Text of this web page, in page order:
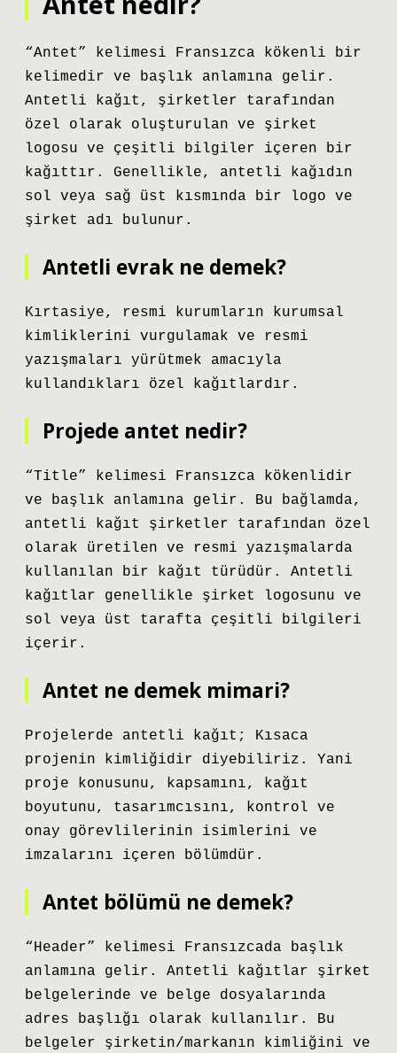
“Antet” kelimesi Fransızca kökenli bir
kelimedir ve başlık anlamına gelir.
Antetli kağıt, şirketler tarafından
özel olarak oluşturulan ve şirket
logosu ve çeşitli bilgiler içeren bir
kağıttır. Genellikle, antetli kağıdın
sol veya sağ üst kısmında bir logo ve
şirket adı bulunur.
Antetli evrak ne demek?
Kırtasiye, resmi kurumların kurumsal
kimliklerini vurgulamak ve resmi
yazışmaları yürütmek amacıyla
kullandıkları özel kağıtlardır.
Projede antet nedir?
“Title” kelimesi Fransızca kökenlidir
ve başlık anlamına gelir. Bu bağlamda,
antetli kağıt şirketler tarafından özel
olarak üretilen ve resmi yazışmalarda
kullanılan bir kağıt türüdür. Antetli
kağıtlar genellikle şirket logosunu ve
sol veya üst tarafta çeşitli bilgileri
içerir.
Antet ne demek mimari?
Projelerde antetli kağıt; Kısaca
projenin kimliğidir diyebiliriz. Yani
proje konusunu, kapsamını, kağıt
boyutunu, tasarımcısını, kontrol ve
onay görevlilerinin isimlerini ve
imzalarını içeren bölümdür.
Antet bölümü ne demek?
“Header” kelimesi Fransızcada başlık
anlamına gelir. Antetli kağıtlar şirket
belgelerinde ve belge dosyalarında
adres başlığı olarak kullanılır. Bu
belgeler şirketin/markanın kimliğini ve